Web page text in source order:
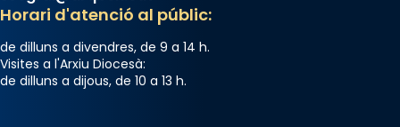
Arquebisbat de Barcelona
2 weeks ago
Memòria de les santes Juliana i
Horari d'atenció al públic:
de dilluns a divendres, de 9 a 14 h.
Visites a l'Arxiu Diocesà:
de dilluns a dijous, de 10 a 13 h.